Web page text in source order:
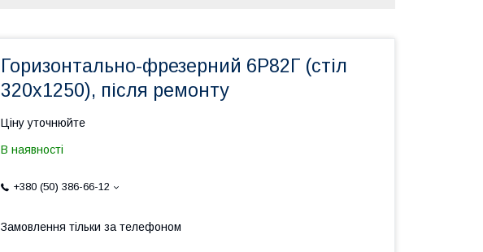
Горизонтально-фрезерний 6Р82Г (стіл
320х1250), після ремонту
Ціну уточнюйте
В наявності
+380 (50) 386-66-12
Замовлення тільки за телефоном